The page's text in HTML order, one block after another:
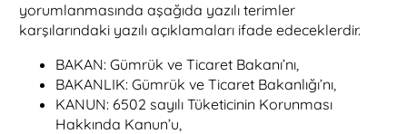
yorumlanmasında aşağıda yazılı terimler
karşılarındaki yazılı açıklamaları ifade edeceklerdir.
BAKAN: Gümrük ve Ticaret Bakanı’nı,
BAKANLIK: Gümrük ve Ticaret Bakanlığı’nı,
KANUN: 6502 sayılı Tüketicinin Korunması
Hakkında Kanun’u,